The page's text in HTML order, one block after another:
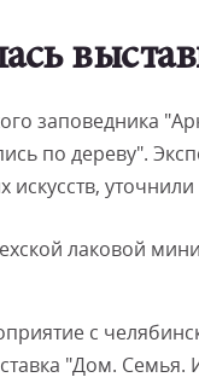
заповедника
по дереву".
лаковой
с
"Дом.